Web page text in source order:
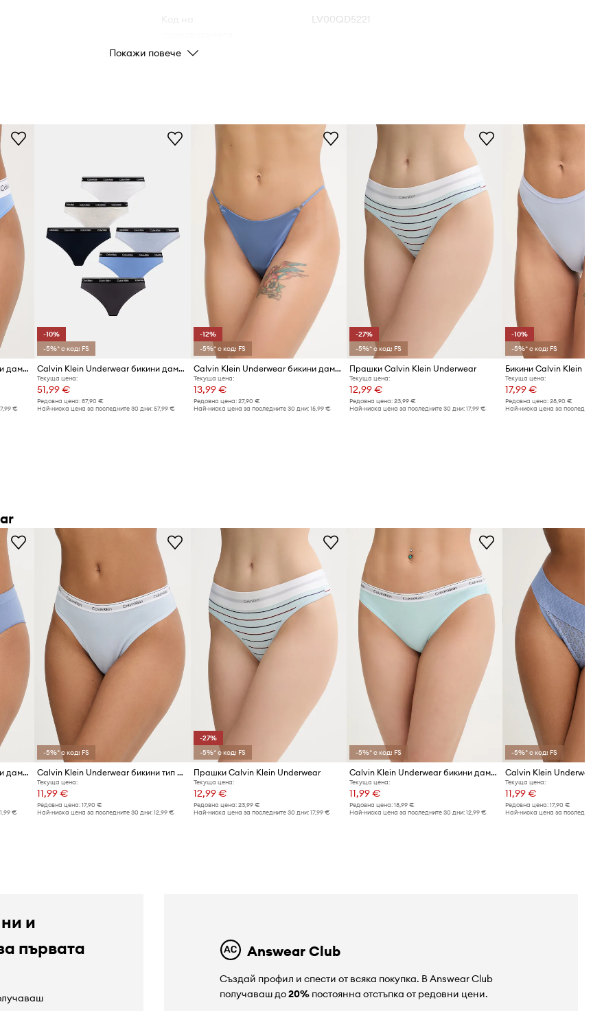
без излишен
допълва
LV00QD5221
син
Calvin Klein Underwear
Код на продукта
Покажи повече
Calvin Klein Underwear бикини дамски с памук
€
-10%
-5%* с код: FS
Calvin Klein Underwear бикини дамски от памук 7 броя
Текуща цена:
51,99 €
Редовна цена: 87,90 €
Най-ниска цена за последните 30 дни: 57,99 €
-12%
-5%* с код: FS
Calvin Klein Underwear бикини дамски
Текуща цена:
13,99 €
Редовна цена: 27,90 €
Най-ниска цена за последните 30 дни: 15,99 €
-27%
-5%* с код: FS
Прашки Calvin Klein Underwear
Текуща цена:
12,99 €
Редовна цена:23,99 €
Най-ниска цена за последните 30 дни:17,99 €
-10%
-5%* с код: FS
Бикини Calvin Klein
Текуща цена:
17,99 €
Редовна цена: 28,90 €
Най-ниска цена за последните 30
Calvin Klein Underwear бикини дамски
€
-5%* с код: FS
Calvin Klein Underwear бикини тип бразилиана дамски памучни с еластан
Текуща цена:
11,99 €
Редовна цена: 17,90 €
Най-ниска цена за последните 30 дни: 12,99 €
-27%
-5%* с код: FS
Прашки Calvin Klein Underwear
Текуща цена:
12,99 €
Редовна цена: 23,99 €
Най-ниска цена за последните 30 дни: 17,99 €
-5%* с код: FS
Calvin Klein Underwear бикини дамски от памук с еластан
Текуща цена:
11,99 €
Редовна цена:18,99 €
Най-ниска цена за последните 30 дни:12,99 €
-5%* с код: FS
Текуща цена:
11,99 €
Редовна цена: 17,90 €
Най-ниска цена за последните 30
и
първата
Answear Club
Създай профил и спести от всяка покупка. В Answear Club
получаваш до20%постоянна отстъпка от редовни цени.